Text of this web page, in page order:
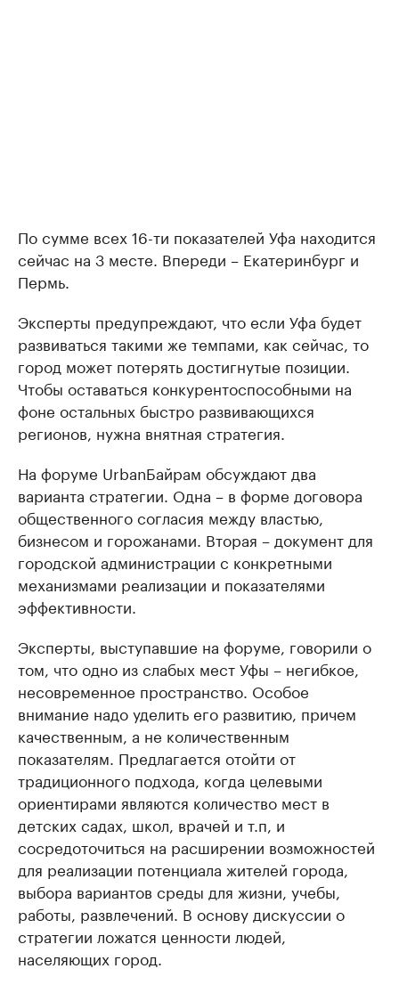
По сумме всех 16-ти показателей Уфа находится
сейчас на 3 месте. Впереди – Екатеринбург и
Пермь.
Эксперты предупреждают, что если Уфа будет
развиваться такими же темпами, как сейчас, то
город может потерять достигнутые позиции.
Чтобы оставаться конкурентоспособными на
фоне остальных быстро развивающихся
регионов, нужна внятная стратегия.
На форуме UrbanБайрам обсуждают два
варианта стратегии. Одна – в форме договора
общественного согласия между властью,
бизнесом и горожанами. Вторая – документ для
городской администрации с конкретными
механизмами реализации и показателями
эффективности.
Эксперты, выступавшие на форуме, говорили о
том, что одно из слабых мест Уфы – негибкое,
несовременное пространство. Особое
внимание надо уделить его развитию, причем
качественным, а не количественным
показателям. Предлагается отойти от
традиционного подхода, когда целевыми
ориентирами являются количество мест в
детских садах, школ, врачей и т.п, и
сосредоточиться на расширении возможностей
для реализации потенциала жителей города,
выбора вариантов среды для жизни, учебы,
работы, развлечений. В основу дискуссии о
стратегии ложатся ценности людей,
населяющих город.